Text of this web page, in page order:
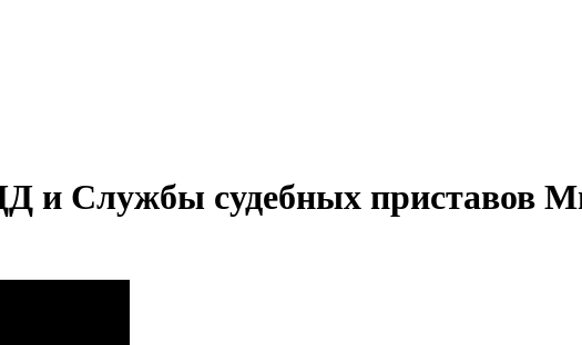
и Службы судебных приставов